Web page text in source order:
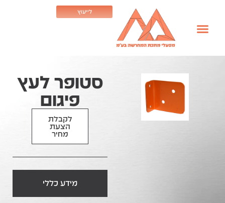
לייעוץ
סטופר לעץ
פיגום
לקבלת
הצעת
מחיר
מידע כללי